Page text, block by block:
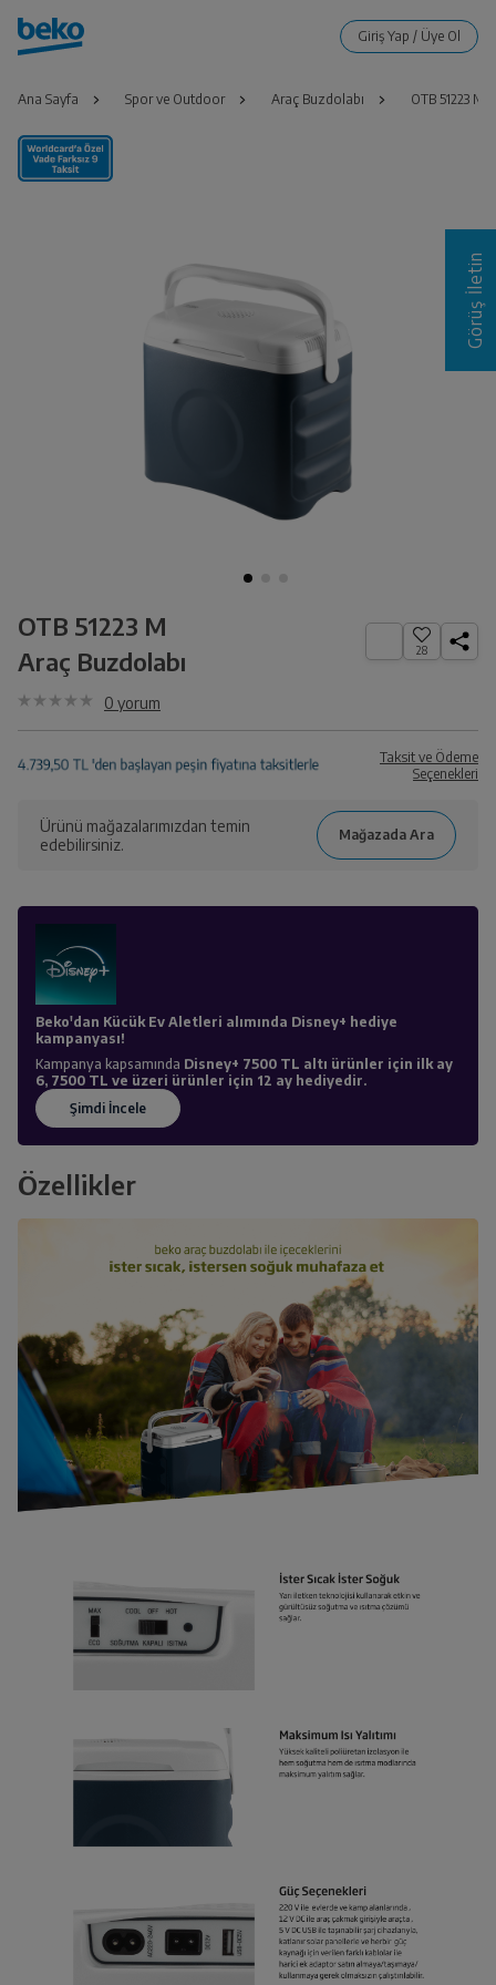
Ana Sayfa Spor ve Outdoor Araç Buzdolabı OTB 51223 M
OTB 51223 M
Araç Buzdolabı
28
0 yorum
Taksit ve Ödeme
Seçenekleri
Ürünü mağazalarımızdan temin
edebilirsiniz.
Beko'dan Kücük Ev Aletleri alımında Disney+ hediye
kampanyası!
Kampanya kapsamında Disney+ 7500 TL altı ürünler için ilk ay
6, 7500 TL ve üzeri ürünler için 12 ay hediyedir.
Özellikler
Görüş İletin